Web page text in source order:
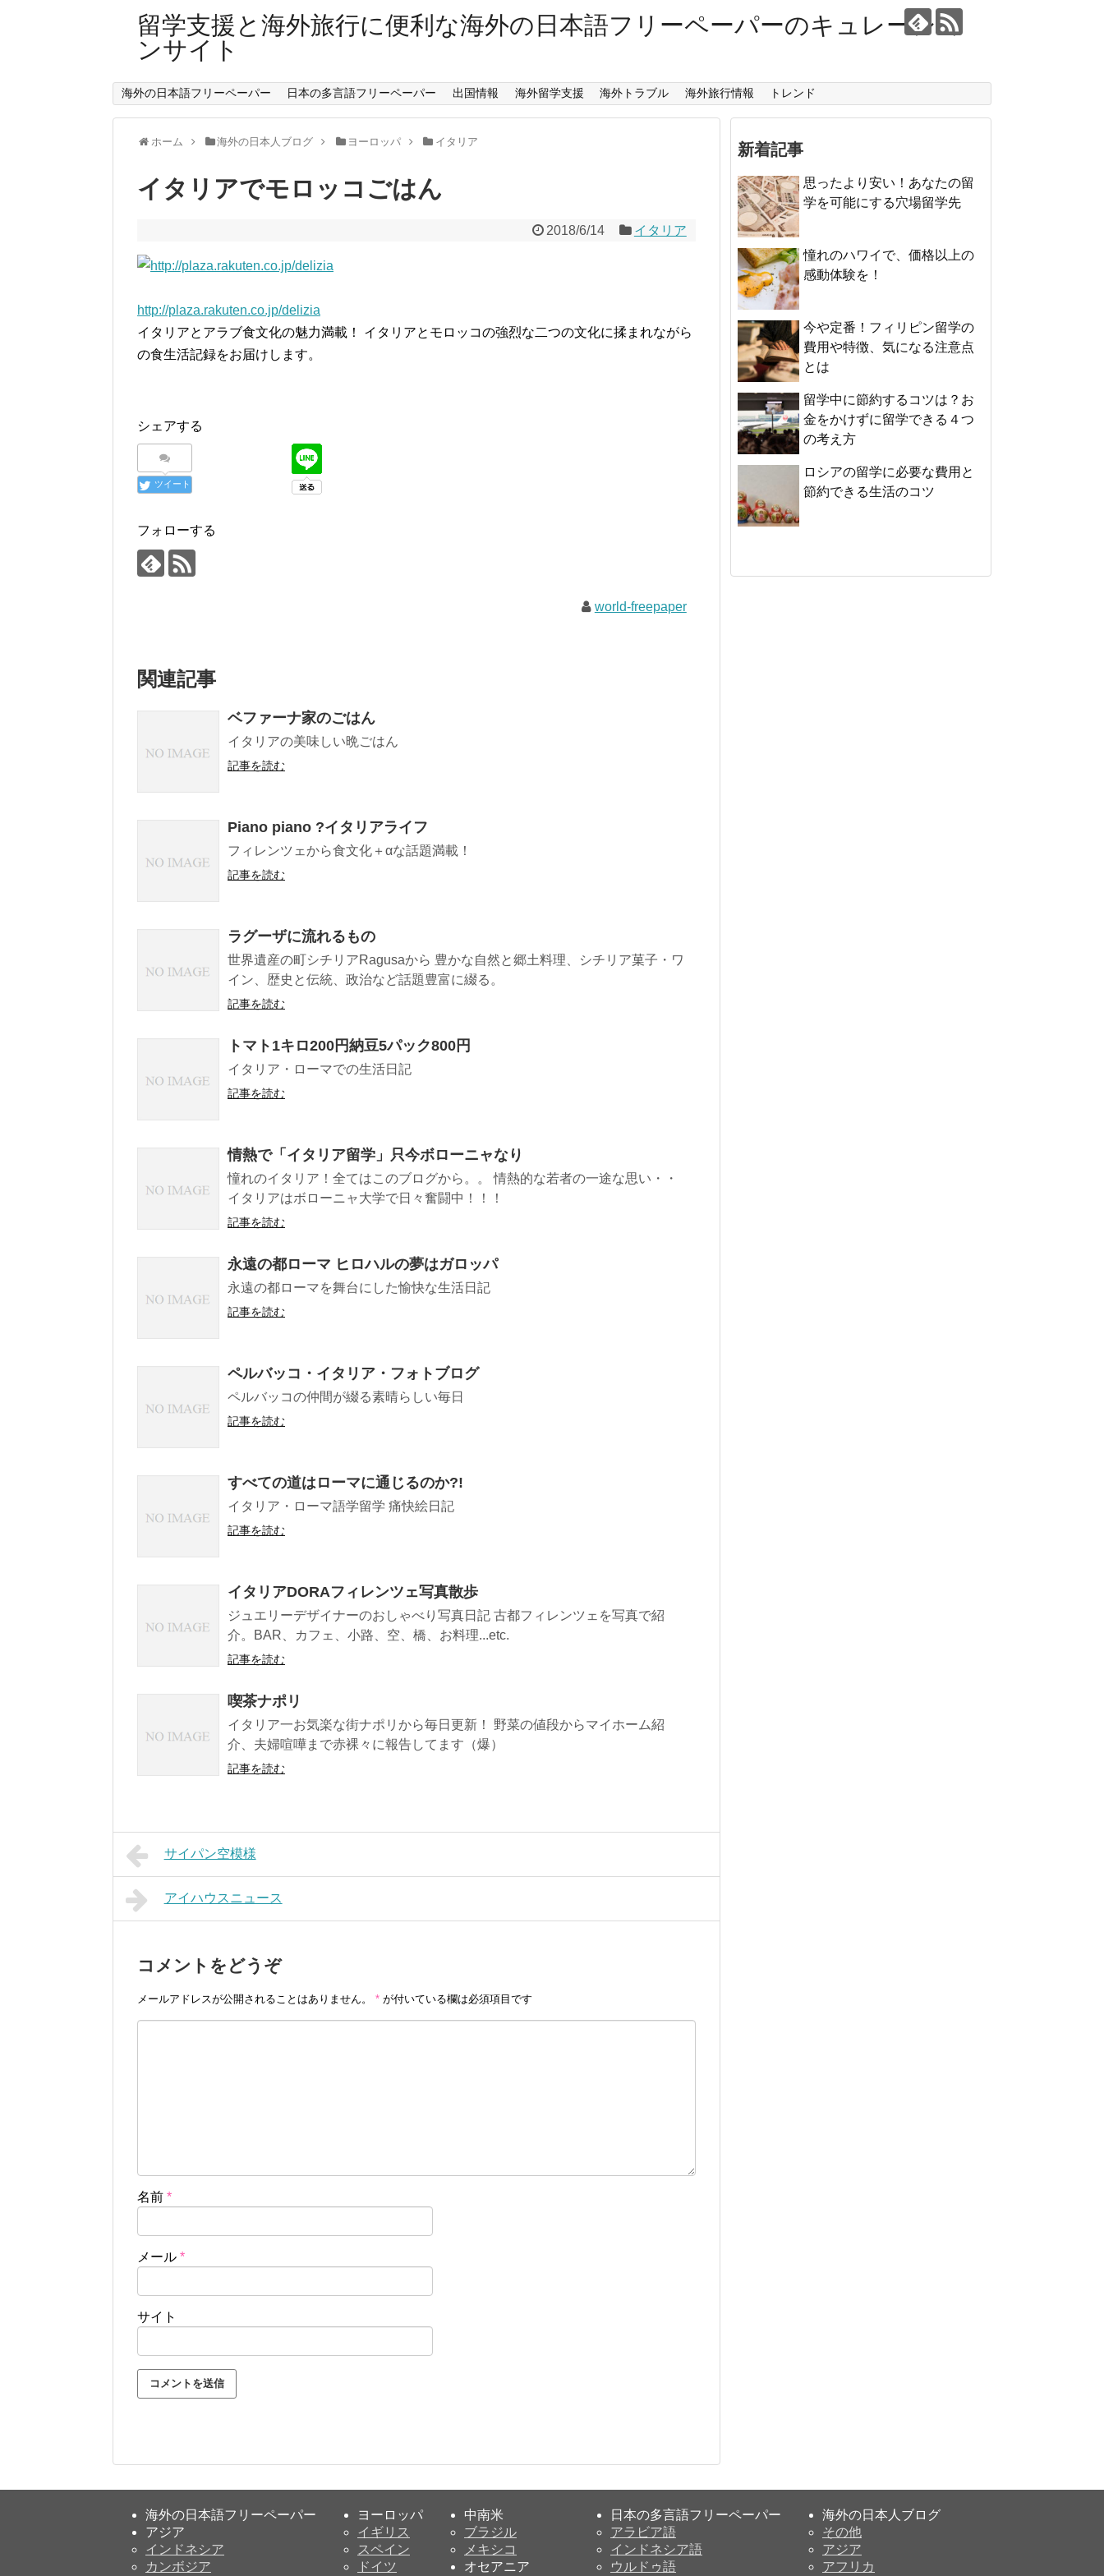
留学支援と海外旅行に便利な海外の日本語フリーペーパーのキュレーショ
ンサイト
海外の日本語フリーペーパー 日本の多言語フリーペーパー 出国情報 海外留学支援 海外トラブル 海外旅行情報 トレンド
ホーム 海外の日本人ブログ ヨーロッパ イタリア
イタリアでモロッコごはん
2018/6/14 イタリア
http://plaza.rakuten.co.jp/delizia
イタリアとアラブ食文化の魅力満載！ イタリアとモロッコの強烈な二つの文化に揉まれながら
の食生活記録をお届けします。
シェアする
ツイート
フォローする
world-freepaper
関連記事
ベファーナ家のごはん
イタリアの美味しい晩ごはん
記事を読む
Piano piano ?イタリアライフ
フィレンツェから食文化＋αな話題満載！
記事を読む
ラグーザに流れるもの
世界遺産の町シチリアRagusaから 豊かな自然と郷土料理、シチリア菓子・ワ
イン、歴史と伝統、政治など話題豊富に綴る。
記事を読む
トマト1キロ200円納豆5パック800円
イタリア・ローマでの生活日記
記事を読む
情熱で「イタリア留学」只今ボローニャなり
憧れのイタリア！全てはこのブログから。。 情熱的な若者の一途な思い・・
イタリアはボローニャ大学で日々奮闘中！！！
記事を読む
永遠の都ローマ ヒロハルの夢はガロッパ
永遠の都ローマを舞台にした愉快な生活日記
記事を読む
ペルバッコ・イタリア・フォトブログ
ペルバッコの仲間が綴る素晴らしい毎日
記事を読む
すべての道はローマに通じるのか?!
イタリア・ローマ語学留学 痛快絵日記
記事を読む
イタリアDORAフィレンツェ写真散歩
ジュエリーデザイナーのおしゃべり写真日記 古都フィレンツェを写真で紹
介。BAR、カフェ、小路、空、橋、お料理...etc.
記事を読む
喫茶ナポリ
イタリア一お気楽な街ナポリから毎日更新！ 野菜の値段からマイホーム紹
介、夫婦喧嘩まで赤裸々に報告してます（爆）
記事を読む
サイパン空模様
アイハウスニュース
コメントをどうぞ
メールアドレスが公開されることはありません。 * が付いている欄は必須項目です
名前 *
メール *
サイト
新着記事
思ったより安い！あなたの留
学を可能にする穴場留学先
憧れのハワイで、価格以上の
感動体験を！
今や定番！フィリピン留学の
費用や特徴、気になる注意点
とは
留学中に節約するコツは？お
金をかけずに留学できる４つ
の考え方
ロシアの留学に必要な費用と
節約できる生活のコツ
海外の日本語フリーペーパー
アジア
インドネシア
カンボジア
ヨーロッパ
イギリス
スペイン
ドイツ
中南米
ブラジル
メキシコ
オセアニア
日本の多言語フリーペーパー
アラビア語
インドネシア語
ウルドゥ語
海外の日本人ブログ
その他
アジア
アフリカ